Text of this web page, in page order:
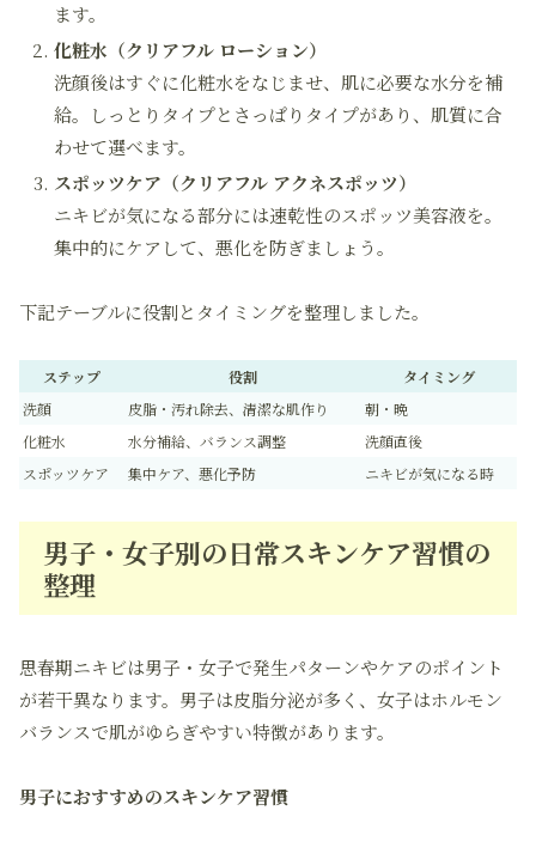
ます。
化粧水（クリアフル ローション）
洗顔後はすぐに化粧水をなじませ、肌に必要な水分を補
給。しっとりタイプとさっぱりタイプがあり、肌質に合
わせて選べます。
スポッツケア（クリアフル アクネスポッツ）
ニキビが気になる部分には速乾性のスポッツ美容液を。
集中的にケアして、悪化を防ぎましょう。
下記テーブルに役割とタイミングを整理しました。
ステップ 役割
タイミング
洗顔
皮脂・汚れ除去、清潔な肌作り
朝・晩
化粧水
水分補給、バランス調整
洗顔直後
スポッツケア
集中ケア、悪化予防 ニキビが気になる時
男子・女子別の日常スキンケア習慣の
整理
思春期ニキビは男子・女子で発生パターンやケアのポイント
が若干異なります。男子は皮脂分泌が多く、女子はホルモン
バランスで肌がゆらぎやすい特徴があります。
男子におすすめのスキンケア習慣